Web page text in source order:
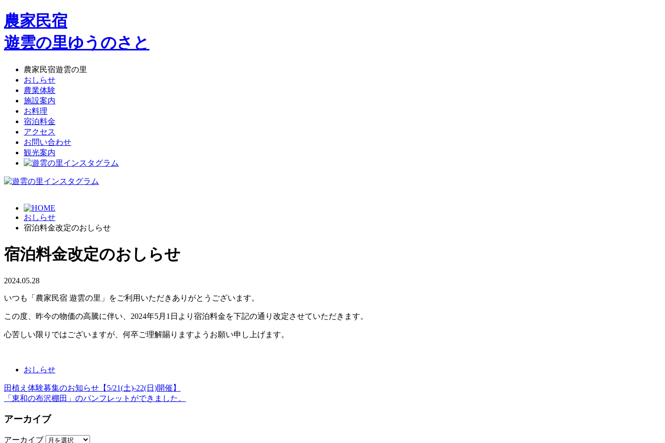
農家民宿
遊雲の里ゆうのさと
農家民宿遊雲の里
おしらせ
農業体験
施設案内
お料理
宿泊料金
アクセス
お問い合わせ
観光案内
おしらせ
宿泊料金改定のおしらせ
宿泊料金改定のおしらせ
2024.05.28
いつも「農家民宿 遊雲の里」をご利用いただきありがとうございます。
この度、昨今の物価の高騰に伴い、2024年5月1日より宿泊料金を下記の通り改定させていただきます。
心苦しい限りではございますが、何卒ご理解賜りますようお願い申し上げます。
おしらせ
田植え体験募集のお知らせ【5/21(土)-22(日)開催】
「東和の布沢棚田」のパンフレットができました。
アーカイブ
アーカイブ